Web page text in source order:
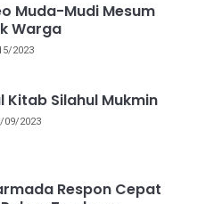
Muda-Mudi Mesum
Warga
2023
Kitab Silahul Mukmin
09/2023
Respon Cepat